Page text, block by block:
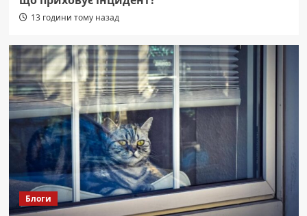
13 години тому назад
Блоги